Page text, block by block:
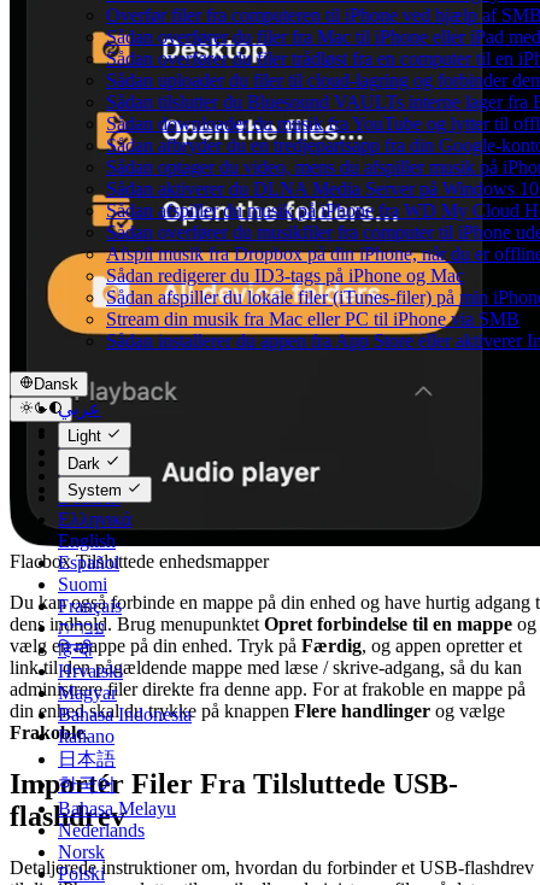
Overfør filer fra computeren til iPhone ved hjælp af
Sådan overfører du filer fra Mac til iPhone eller iPad
Sådan overfører du filer trådløst fra en computer til en
Sådan uploader du filer til cloud-lagring og forbinder
Sådan tilslutter du Bluesound VAULTs interne lager fra
Sådan downloader du musik fra YouTube og lytter til
Sådan afbryder du en tredjepartsapp fra din Google-
Sådan optager du video, mens du afspiller musik på
Sådan aktiverer du DLNA Media Server på Windows
Sådan afspiller du musik på iPhone fra WD My Cloud
Sådan overfører du musikfiler fra computer til iPhone
Afspil musik fra Dropbox på din iPhone, når du er
Sådan redigerer du ID3-tags på iPhone og Mac
Sådan afspiller du lokale filer (iTunes-filer) på min
Stream din musik fra Mac eller PC til iPhone via SMB
Sådan installerer du appen fra App Store eller
Dansk
عربي
Català
Čeština
Dansk
Deutsch
Ελληνικά
English
Español
Suomi
Français
עברית
हिन्दी
Hrvatski
Magyar
Bahasa Indonesia
Italiano
日本語
한국어
Bahasa Melayu
Nederlands
Norsk
Polski
Light
Dark
System
Flacbox Tilsluttede enhedsmapper
Du kan også forbinde en mappe på din enhed og have hurtig adgang
dens indhold. Brug menupunktet Opret forbindelse til en mappe og
vælg en mappe på din enhed. Tryk på Færdig, og appen opretter et
link til den pågældende mappe med læse / skrive-adgang, så du kan
administrere filer direkte fra denne app. For at frakoble en mappe på
din enhed skal du trykke på knappen Flere handlinger og vælge
Frakoble.
Importér Filer Fra Tilsluttede USB-
flashdrev
Detaljerede instruktioner om, hvordan du forbinder et USB-flashdrev